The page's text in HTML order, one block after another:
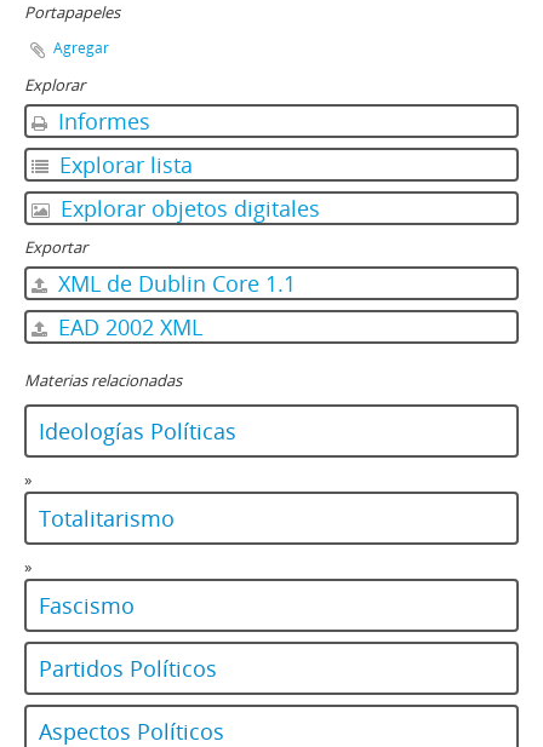
Portapapeles
Agregar
Explorar
Informes
Explorar lista
Explorar objetos digitales
Exportar
XML de Dublin Core 1.1
EAD 2002 XML
Materias relacionadas
Ideologías Políticas
»
Totalitarismo
»
Fascismo
Partidos Políticos
Aspectos Políticos